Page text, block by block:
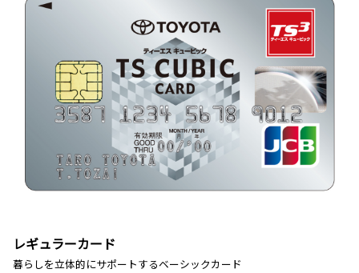
レギュラーカード
暮らしを立体的にサポートするベーシックカード